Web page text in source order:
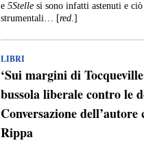
e 5Stelle si sono infatti astenuti e
strumentali… [red.]
LIBRI
‘Sui margini di
bussola liberale contro le
Conversazione
Rippa